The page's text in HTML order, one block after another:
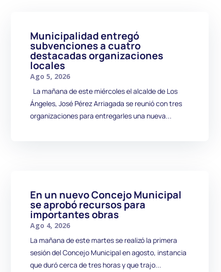
Municipalidad entregó
subvenciones a cuatro
destacadas organizaciones
locales
Ago 5, 2026
La mañana de este miércoles el alcalde de Los
Ángeles, José Pérez Arriagada se reunió con tres
organizaciones para entregarles una nueva...
En un nuevo Concejo Municipal
se aprobó recursos para
importantes obras
Ago 4, 2026
La mañana de este martes se realizó la primera
sesión del Concejo Municipal en agosto, instancia
que duró cerca de tres horas y que trajo...